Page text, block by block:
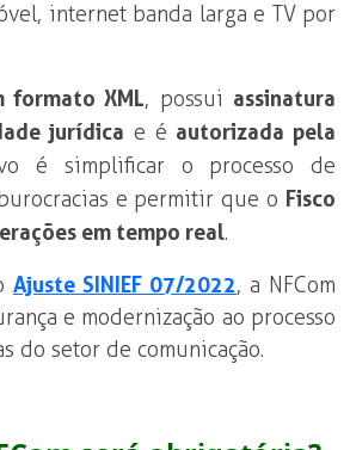
internet banda larga e TV por
formato XML, possui assinatura
jurídica e é autorizada pela
é simplificar o processo de
e permitir que o Fisco
em tempo real.
Ajuste SINIEF 07/2022, a NFCom
e modernização ao processo
do setor de comunicação.